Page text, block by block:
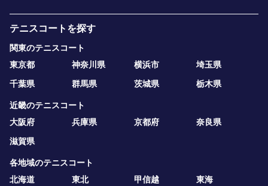
テニスコートを探す
関東のテニスコート
東京都
神奈川県 横浜市
埼玉県
千葉県
群馬県 茨城県 栃木県
近畿のテニスコート
大阪府
兵庫県 京都府
奈良県
滋賀県
各地域のテニスコート
北海道
東北 甲信越
東海